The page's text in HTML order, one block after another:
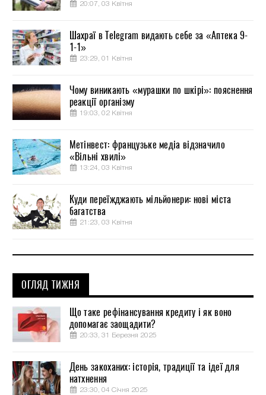
20:07, 03 Квітня
Шахраї в Telegram видають себе за «Аптека 9-
1-1»
23:29, 01 Квітня
Чому виникають «мурашки по шкірі»: пояснення
реакції організму
19:03, 02 Квітня
Метінвест: французьке медіа відзначило
«Вільні хвилі»
13:24, 03 Квітня
Куди переїжджають мільйонери: нові міста
багатства
21:23, 03 Квітня
ОГЛЯД ТИЖНЯ
Що таке рефінансування кредиту і як воно
допомагає заощадити?
20:33, 31 Березня 2025
День закоханих: історія, традиції та ідеї для
натхнення
23:30, 04 Січня 2025